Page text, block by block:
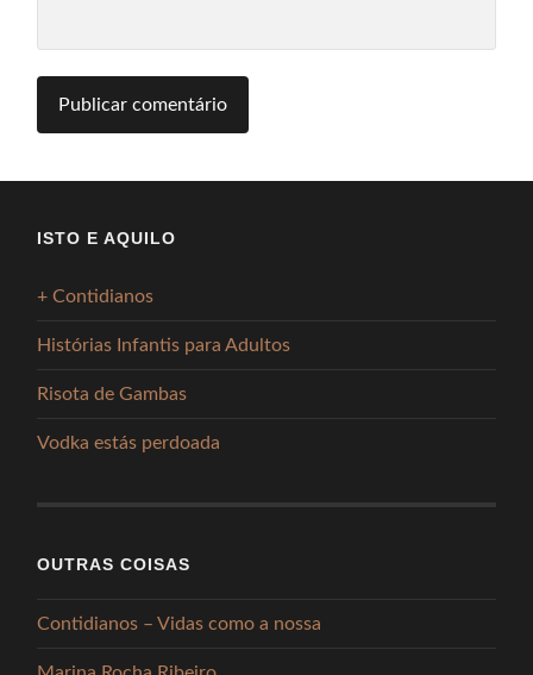
ISTO E AQUILO
+ Contidianos
Histórias Infantis para Adultos
Risota de Gambas
Vodka estás perdoada
OUTRAS COISAS
Contidianos – Vidas como a nossa